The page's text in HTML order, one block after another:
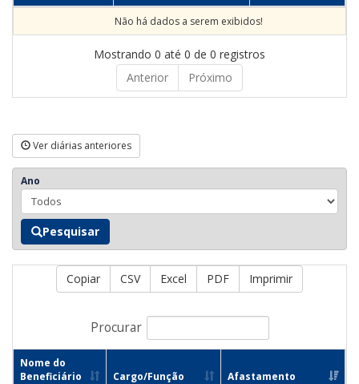
Não há dados a serem exibidos!
Mostrando 0 até 0 de 0 registros
Anterior
Próximo
Ver diárias anteriores
Ano
Pesquisar
Copiar CSV Excel PDF Imprimir
Procurar
Nome do
Beneficiário
Cargo/Função Afastamento